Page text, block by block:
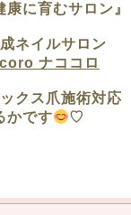
康に育むサロン』
ネイルサロン
ナココロ
クス爪施術対応
かです
♡